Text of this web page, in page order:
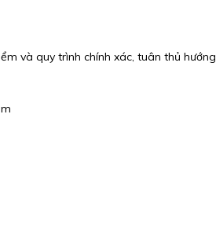
và quy trình chính xác, tuân thủ